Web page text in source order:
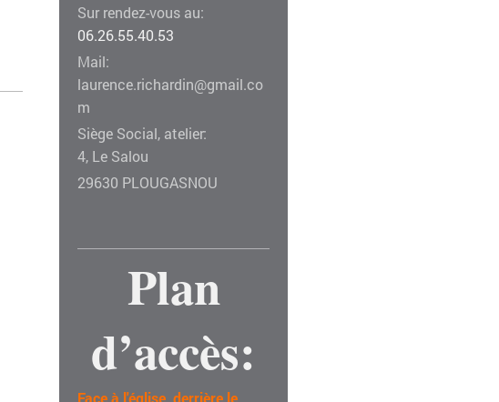
Sur rendez-vous au:
06.26.55.40.53
Mail:
laurence.richardin@gmail.co
m
Siège Social, atelier:
4, Le Salou
29630 PLOUGASNOU
Plan
d’accès:
Face à l'église, derrière le